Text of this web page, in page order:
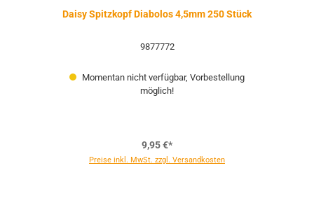
Daisy Spitzkopf Diabolos 4,5mm 250 Stück
9877772
Momentan nicht verfügbar, Vorbestellung
möglich!
9,95 €*
Preise inkl. MwSt. zzgl. Versandkosten